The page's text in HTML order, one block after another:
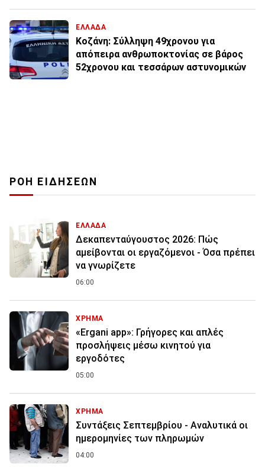
ΕΛΛΑΔΑ
Κοζάνη: Σύλληψη 49χρονου για
απόπειρα ανθρωποκτονίας σε βάρος
52χρονου και τεσσάρων αστυνομικών
ΡΟΗ ΕΙΔΗΣΕΩΝ
ΕΛΛΑΔΑ
Δεκαπενταύγουστος 2026: Πώς
αμείβονται οι εργαζόμενοι - Όσα πρέπει
να γνωρίζετε
06:00
ΧΡΗΜΑ
«Ergani app»: Γρήγορες και απλές
προσλήψεις μέσω κινητού για
εργοδότες
05:00
ΧΡΗΜΑ
Συντάξεις Σεπτεμβρίου - Αναλυτικά οι
ημερομηνίες των πληρωμών
04:00